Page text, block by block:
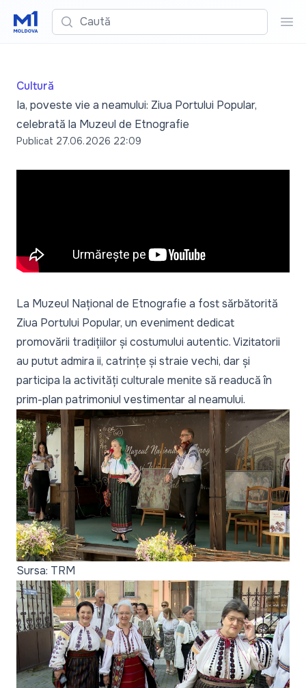
Caută
Cultură
Ia, poveste vie a neamului: Ziua Portului Popular,
celebrată la Muzeul de Etnografie
Publicat 27.06.2026 22:09
La Muzeul Național de Etnografie a fost sărbătorită
Ziua Portului Popular, un eveniment dedicat
promovării tradițiilor și costumului autentic. Vizitatorii
au putut admira ii, catrințe și straie vechi, dar și
participa la activități culturale menite să readucă în
prim-plan patrimoniul vestimentar al neamului.
Sursa: TRM